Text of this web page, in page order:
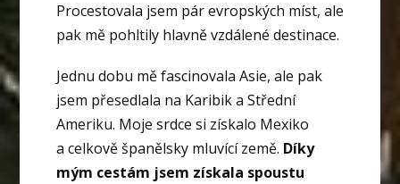
Procestovala jsem pár evropských míst, ale
pak mě pohltily hlavně vzdálené destinace.
Jednu dobu mě fascinovala Asie, ale pak
jsem přesedlala na Karibik a Střední
Ameriku. Moje srdce si získalo Mexiko
a celkově španělsky mluvící země. Díky
mým cestám jsem získala spoustu